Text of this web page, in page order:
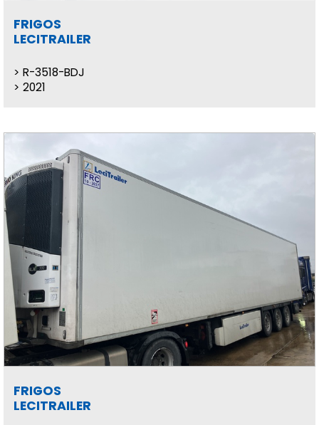
FRIGOS
LECITRAILER
R-3518-BDJ
2021
FRIGOS
LECITRAILER